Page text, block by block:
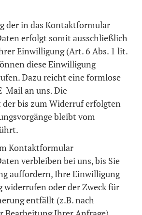
der in das Kontaktformular
erfolgt somit ausschließlich
Einwilligung (Art. 6 Abs. 1 lit.
diese Einwilligung
Dazu reicht eine formlose
Mail an uns. Die
bis zum Widerruf erfolgten
bleibt vom
Kontaktformular
verbleiben bei uns, bis Sie
auffordern, Ihre Einwilligung
widerrufen oder der Zweck für
entfällt (z.B. nach